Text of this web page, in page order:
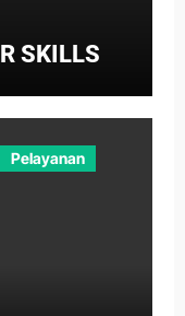
SKILLS
Pelayanan